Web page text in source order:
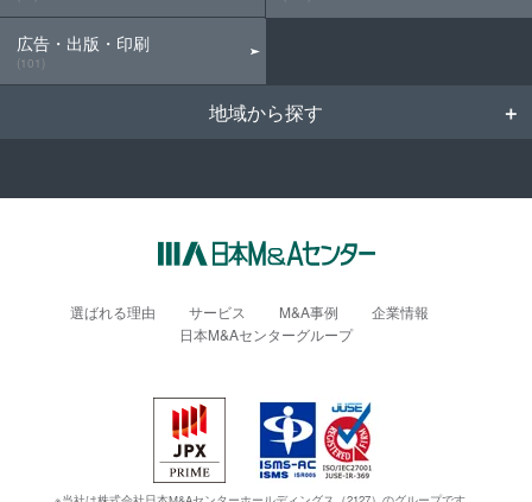
広告・出版・印刷
(101)
地域から探す
選ばれる理由 サービス M&A事例
企業情報
日本M&Aセンターグループ